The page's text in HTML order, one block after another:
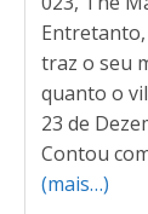
traz o seu
quanto o
23 de
Contou
(mais…)